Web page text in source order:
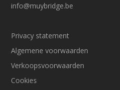
info@muybridge.be
Privacy statement
Algemene voorwaarden
Verkoopsvoorwaarden
Cookies